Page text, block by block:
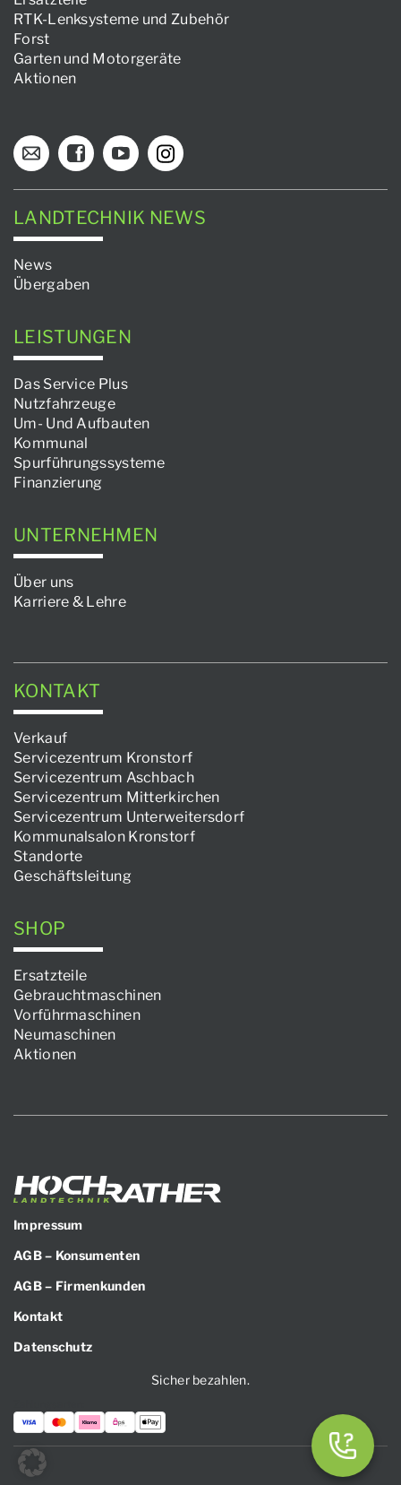
RTK-Lenksysteme und Zubehör
Forst
Garten und Motorgeräte
Aktionen
LANDTECHNIK NEWS
News
Übergaben
LEISTUNGEN
Das Service Plus
Nutzfahrzeuge
Um- Und Aufbauten
Kommunal
Spurführungssysteme
Finanzierung
UNTERNEHMEN
Über uns
Karriere & Lehre
KONTAKT
Verkauf
Servicezentrum Kronstorf
Servicezentrum Aschbach
Servicezentrum Mitterkirchen
Servicezentrum Unterweitersdorf
Kommunalsalon Kronstorf
Standorte
Geschäftsleitung
SHOP
Ersatzteile
Gebrauchtmaschinen
Vorführmaschinen
Neumaschinen
Aktionen
Impressum
AGB – Konsumenten
AGB – Firmenkunden
Kontakt
Datenschutz
Sicher bezahlen.